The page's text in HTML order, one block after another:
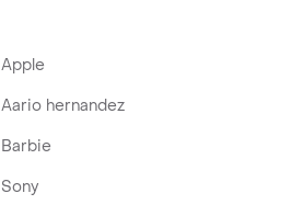
Apple
Aario hernandez
Barbie
Sony